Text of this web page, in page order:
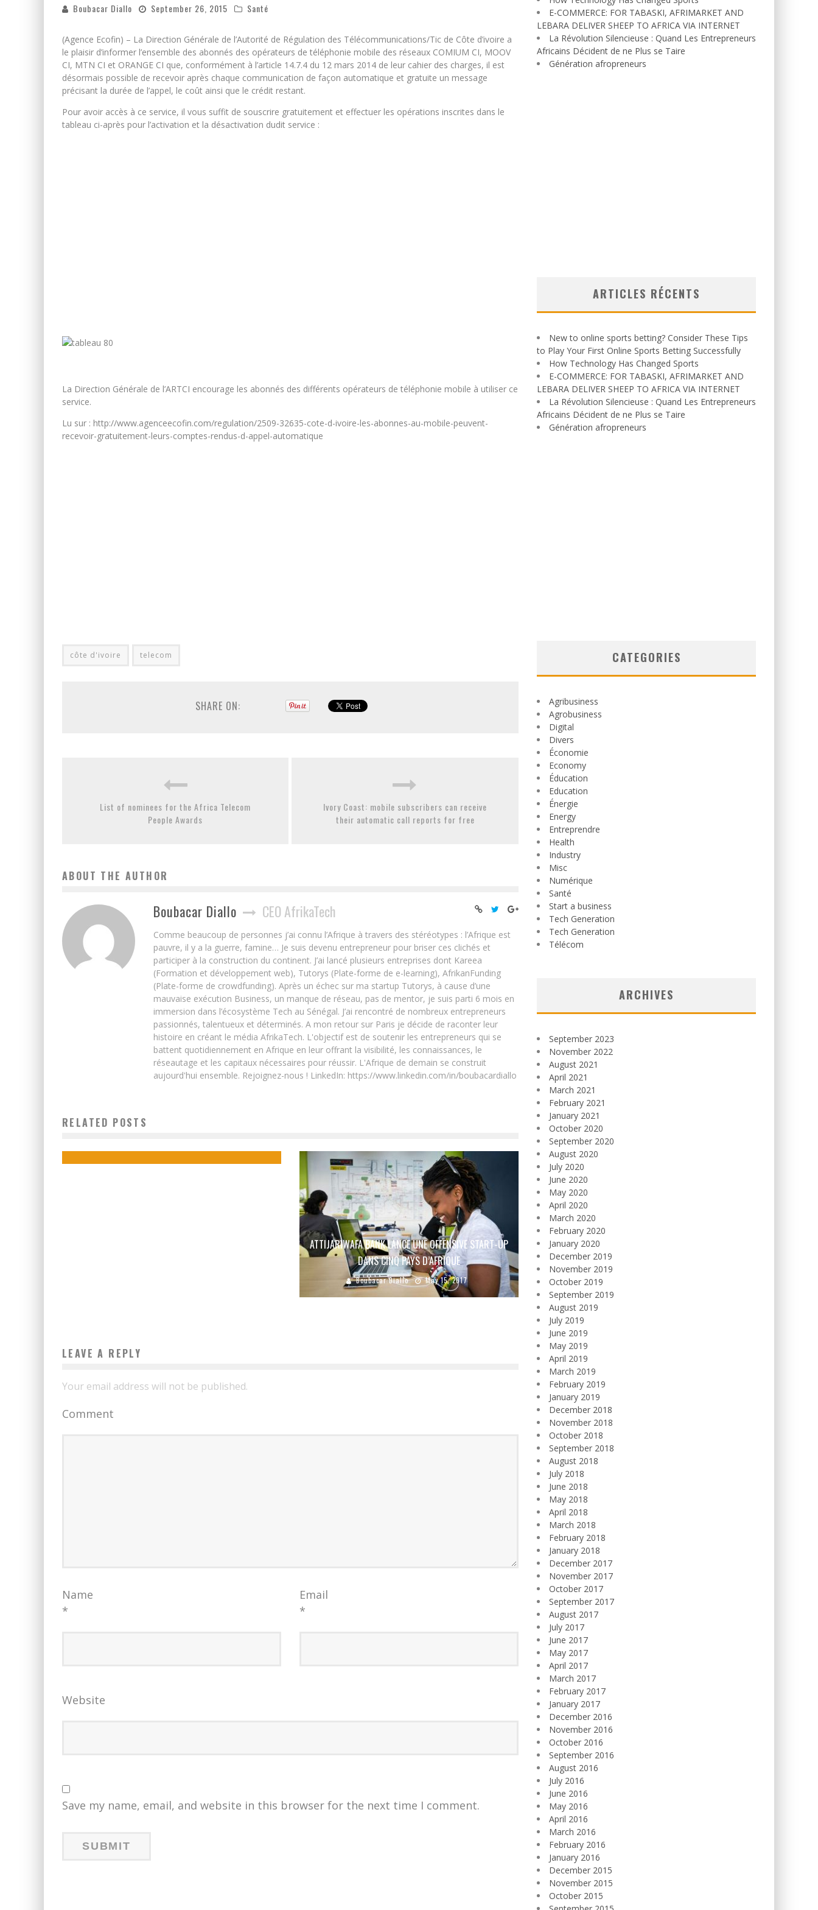
Boubacar Diallo September 26, 2015 Santé
(Agence Ecofin) – La Direction Générale de l’Autorité de Régulation des Télécommunications/Tic de Côte d’ivoire a
le plaisir d’informer l’ensemble des abonnés des opérateurs de téléphonie mobile des réseaux COMIUM CI, MOOV
CI, MTN CI et ORANGE CI que, conformément à l’article 14.7.4 du 12 mars 2014 de leur cahier des charges, il est
désormais possible de recevoir après chaque communication de façon automatique et gratuite un message
précisant la durée de l’appel, le coût ainsi que le crédit restant.
Pour avoir accès à ce service, il vous suffit de souscrire gratuitement et effectuer les opérations inscrites dans le
tableau ci-après pour l’activation et la désactivation dudit service :
La Direction Générale de l’ARTCI encourage les abonnés des différents opérateurs de téléphonie mobile à utiliser ce
service.
Lu sur : http://www.agenceecofin.com/regulation/2509-32635-cote-d-ivoire-les-abonnes-au-mobile-peuvent-
recevoir-gratuitement-leurs-comptes-rendus-d-appel-automatique
côte d'ivoire telecom
SHARE ON:
List of nominees for the Africa Telecom
People Awards
Ivory Coast: mobile subscribers can receive
their automatic call reports for free
ABOUT THE AUTHOR
Boubacar Diallo CEO AfrikaTech
Comme beaucoup de personnes j’ai connu l’Afrique à travers des stéréotypes : l’Afrique est
pauvre, il y a la guerre, famine… Je suis devenu entrepreneur pour briser ces clichés et
participer à la construction du continent. J’ai lancé plusieurs entreprises dont Kareea
(Formation et développement web), Tutorys (Plate-forme de e-learning), AfrikanFunding
(Plate-forme de crowdfunding). Après un échec sur ma startup Tutorys, à cause d’une
mauvaise exécution Business, un manque de réseau, pas de mentor, je suis parti 6 mois en
immersion dans l’écosystème Tech au Sénégal. J’ai rencontré de nombreux entrepreneurs
passionnés, talentueux et déterminés. A mon retour sur Paris je décide de raconter leur
histoire en créant le média AfrikaTech. L'objectif est de soutenir les entrepreneurs qui se
battent quotidiennement en Afrique en leur offrant la visibilité, les connaissances, le
réseautage et les capitaux nécessaires pour réussir. L'Afrique de demain se construit
aujourd'hui ensemble. Rejoignez-nous ! LinkedIn: https://www.linkedin.com/in/boubacardiallo
RELATED POSTS
ATTIJARIWAFA BANK LANCE UNE OFFENSIVE START-UP
DANS CINQ PAYS D’AFRIQUE
Boubacar Diallo May 15, 2017
LEAVE A REPLY
Your email address will not be published.
Comment
Name
*
Email
*
Website
Save my name, email, and website in this browser for the next time I comment.
E-COMMERCE: FOR TABASKI, AFRIMARKET AND
LEBARA DELIVER SHEEP TO AFRICA VIA INTERNET
La Révolution Silencieuse : Quand Les Entrepreneurs
Africains Décident de ne Plus se Taire
Génération afropreneurs
ARTICLES RÉCENTS
New to online sports betting? Consider These Tips
to Play Your First Online Sports Betting Successfully
How Technology Has Changed Sports
E-COMMERCE: FOR TABASKI, AFRIMARKET AND
LEBARA DELIVER SHEEP TO AFRICA VIA INTERNET
La Révolution Silencieuse : Quand Les Entrepreneurs
Africains Décident de ne Plus se Taire
Génération afropreneurs
CATEGORIES
Agribusiness
Agrobusiness
Digital
Divers
Économie
Economy
Éducation
Education
Énergie
Energy
Entreprendre
Health
Industry
Misc
Numérique
Santé
Start a business
Tech Generation
Tech Generation
Télécom
ARCHIVES
September 2023
November 2022
August 2021
April 2021
March 2021
February 2021
January 2021
October 2020
September 2020
August 2020
July 2020
June 2020
May 2020
April 2020
March 2020
February 2020
January 2020
December 2019
November 2019
October 2019
September 2019
August 2019
July 2019
June 2019
May 2019
April 2019
March 2019
February 2019
January 2019
December 2018
November 2018
October 2018
September 2018
August 2018
July 2018
June 2018
May 2018
April 2018
March 2018
February 2018
January 2018
December 2017
November 2017
October 2017
September 2017
August 2017
July 2017
June 2017
May 2017
April 2017
March 2017
February 2017
January 2017
December 2016
November 2016
October 2016
September 2016
August 2016
July 2016
June 2016
May 2016
April 2016
March 2016
February 2016
January 2016
December 2015
November 2015
October 2015